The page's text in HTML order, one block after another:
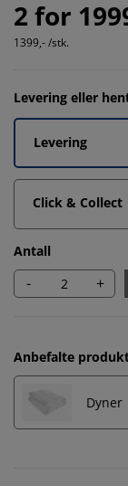
2 for
1399,- /stk.
Levering eller
Levering
Click & Collect
Antall
- +
Anbefalte
Dyner